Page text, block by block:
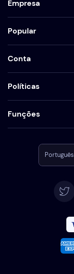
Empresa
Popular
Conta
Políticas
Funções
Português
Deutsch
Español
Français